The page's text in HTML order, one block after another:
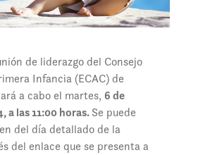
de liderazgo del Consejo
Infancia (ECAC) de
a cabo el martes, 6 de
a las 11:00 horas.Se puede
del día detallado de la
del enlace que se presenta a